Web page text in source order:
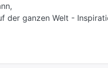
der ganzen Welt -